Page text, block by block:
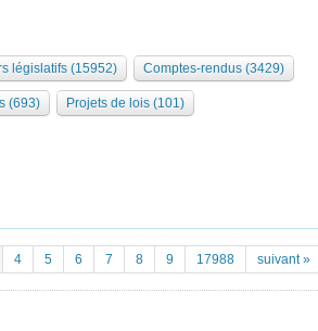
législatifs (15952) Comptes-rendus (3429)
(693) Projets de lois (101)
4 5 6 7 8 9 17988 suivant »